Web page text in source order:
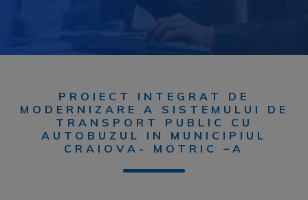
PROIECT INTEGRAT DE
MODERNIZARE A SISTEMULUI DE
TRANSPORT PUBLIC CU
AUTOBUZUL IN MUNICIPIUL
CRAIOVA- MOTRIC –A